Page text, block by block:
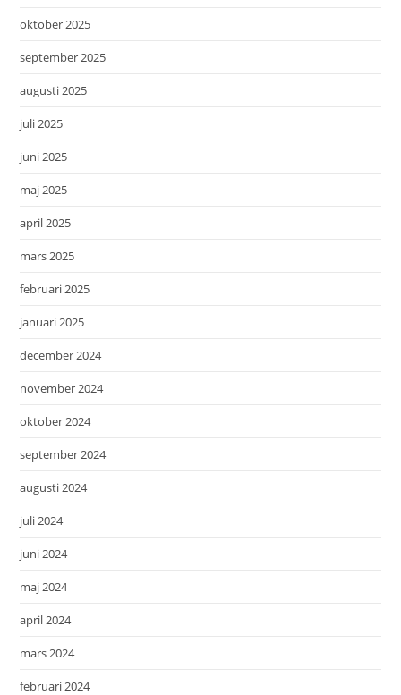
oktober 2025
september 2025
augusti 2025
juli 2025
juni 2025
maj 2025
april 2025
mars 2025
februari 2025
januari 2025
december 2024
november 2024
oktober 2024
september 2024
augusti 2024
juli 2024
juni 2024
maj 2024
april 2024
mars 2024
februari 2024